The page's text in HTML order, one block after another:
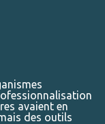
avaient en
des outils